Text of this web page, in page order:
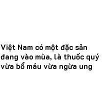
Việt Nam có một đặc sản
đang vào mùa, là thuốc quý
vừa bổ máu vừa ngừa ung